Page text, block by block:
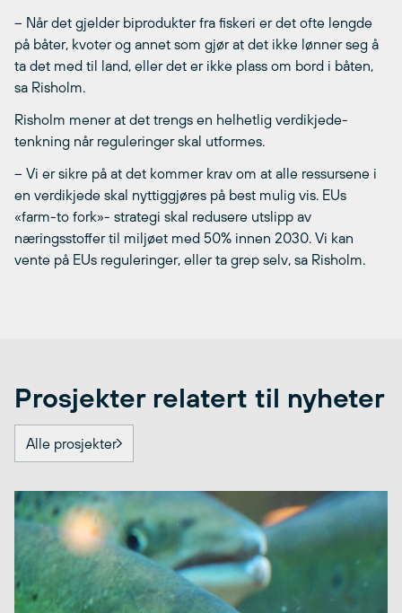
– Når det gjelder biprodukter fra fiskeri er det ofte lengde
på båter, kvoter og annet som gjør at det ikke lønner seg å
ta det med til land, eller det er ikke plass om bord i båten,
sa Risholm.
Risholm mener at det trengs en helhetlig verdikjede-
tenkning når reguleringer skal utformes.
– Vi er sikre på at det kommer krav om at alle ressursene i
en verdikjede skal nyttiggjøres på best mulig vis. EUs
«farm-to fork»- strategi skal redusere utslipp av
næringsstoffer til miljøet med 50% innen 2030. Vi kan
vente på EUs reguleringer, eller ta grep selv, sa Risholm.
Prosjekter relatert til nyheter
Alle prosjekter